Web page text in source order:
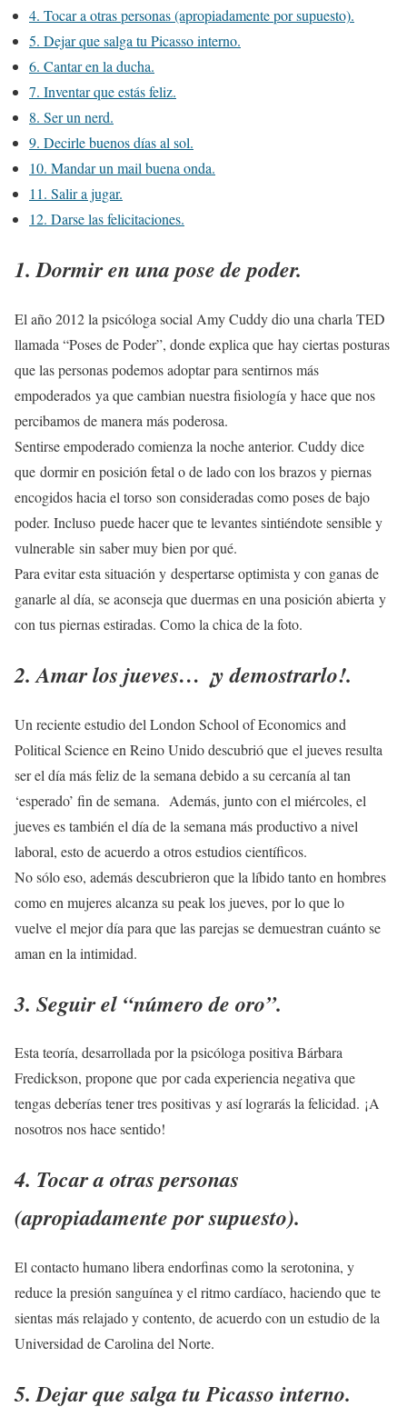
4. Tocar a otras personas (apropiadamente por supuesto).
5. Dejar que salga tu Picasso interno.
6. Cantar en la ducha.
7. Inventar que estás feliz.
8. Ser un nerd.
9. Decirle buenos días al sol.
10. Mandar un mail buena onda.
11. Salir a jugar.
12. Darse las felicitaciones.
1. Dormir en una pose de poder.
El año 2012 la psicóloga social Amy Cuddy dio una charla TED
llamada “Poses de Poder”, donde explica que hay ciertas posturas
que las personas podemos adoptar para sentirnos más
empoderados ya que cambian nuestra fisiología y hace que nos
percibamos de manera más poderosa.
Sentirse empoderado comienza la noche anterior. Cuddy dice
que dormir en posición fetal o de lado con los brazos y piernas
encogidos hacia el torso son consideradas como poses de bajo
poder. Incluso puede hacer que te levantes sintiéndote sensible y
vulnerable sin saber muy bien por qué.
Para evitar esta situación y despertarse optimista y con ganas de
ganarle al día, se aconseja que duermas en una posición abierta y
con tus piernas estiradas. Como la chica de la foto.
2. Amar los jueves… ¡y demostrarlo!.
Un reciente estudio del London School of Economics and
Political Science en Reino Unido descubrió que el jueves resulta
ser el día más feliz de la semana debido a su cercanía al tan
‘esperado’ fin de semana. Además, junto con el miércoles, el
jueves es también el día de la semana más productivo a nivel
laboral, esto de acuerdo a otros estudios científicos.
No sólo eso, además descubrieron que la líbido tanto en hombres
como en mujeres alcanza su peak los jueves, por lo que lo
vuelve el mejor día para que las parejas se demuestran cuánto se
aman en la intimidad.
3. Seguir el “número de oro”.
Esta teoría, desarrollada por la psicóloga positiva Bárbara
Fredickson, propone que por cada experiencia negativa que
tengas deberías tener tres positivas y así lograrás la felicidad. ¡A
nosotros nos hace sentido!
4. Tocar a otras personas
(apropiadamente por supuesto).
El contacto humano libera endorfinas como la serotonina, y
reduce la presión sanguínea y el ritmo cardíaco, haciendo que te
sientas más relajado y contento, de acuerdo con un estudio de la
Universidad de Carolina del Norte.
5. Dejar que salga tu Picasso interno.